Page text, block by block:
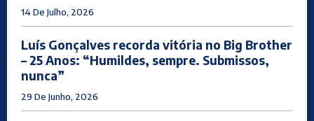
14 De Julho, 2026
Luís Gonçalves recorda vitória no Big Brother
– 25 Anos: “Humildes, sempre. Submissos,
nunca”
29 De Junho, 2026